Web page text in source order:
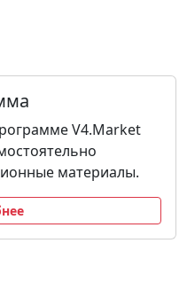
V4.Market
материалы.